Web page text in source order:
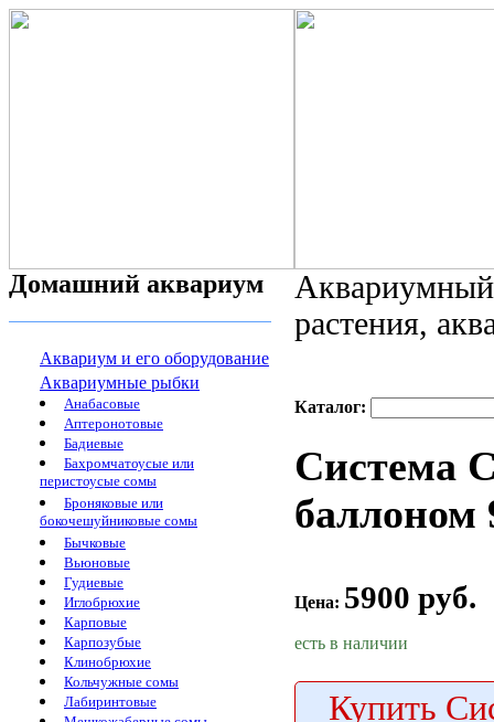
Домашний аквариум
Аквариум и его оборудование
Аквариумные рыбки
Анабасовые
Аптеронотовые
Бадиевые
Бахромчатоусые или
перистоусые сомы
Броняковые или
бокочешуйниковые сомы
Бычковые
Вьюновые
Гудиевые
Иглобрюхие
Карповые
Карпозубые
Клинобрюхие
Кольчужные сомы
Лабиринтовые
растения,
Каталог:
Система
баллоном
Цена: 5900 руб.
есть в наличии
Купить